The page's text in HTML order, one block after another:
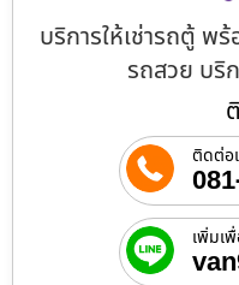
บริการให้เช่ารถตู้ พ
รถสวย บริ
ติดต่อ
เพิ่มเ